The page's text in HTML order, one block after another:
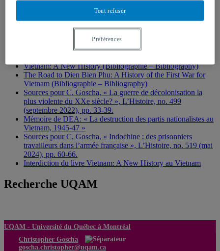
Documents
Thèse – PhD Thesis : Le contexte asiatique de la guerre
The Penguin History of Modern Vietnam (Bibliographie –
Vietnam: A New History (Bibliographie – Bibliography)
The Road to Dien Bien Phu: A History of the First War for
Vietnam (Bibliographie – Bibliography)
Sources pour C. Goscha, « La guerre de décolonisation la
plus violente du XXe siècle? », L’Histoire, no. 499
(septembre 2022), pp. 33-39.
Mémoire de DEA: « La destruction des partis nationalistes au
Vietnam, 1945-47 »
Sources pour C. Goscha, « Indochine : des prisonniers
travailleurs dans l’armée française », L’Histoire, no. 519 (mai
2024), pp. 60-66.
Interdiction du livre Vietnam: A New History au Vietnam
Recherche UQAM
UQAM - Université du Québec à Montréal
Christopher Goscha
goscha.christopher@uqam.ca
Tout refuser
Préférences